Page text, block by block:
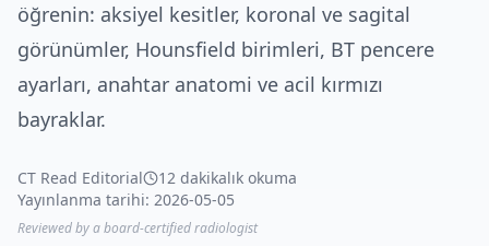
öğrenin: aksiyel kesitler, koronal ve sagital
görünümler, Hounsfield birimleri, BT pencere
ayarları, anahtar anatomi ve acil kırmızı
bayraklar.
CT Read Editorial
12 dakikalık okuma
Yayınlanma tarihi: 2026-05-05
Reviewed by a board-certified radiologist